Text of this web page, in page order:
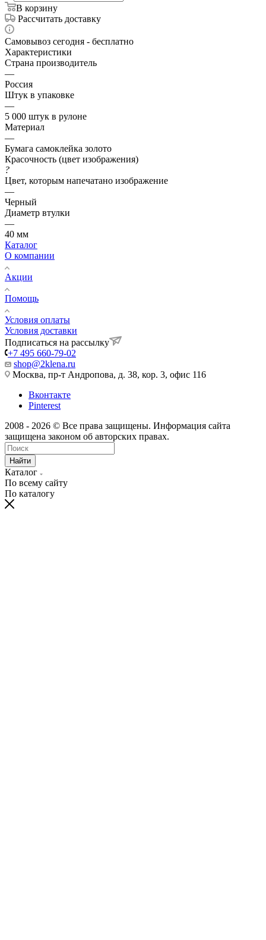
В корзину
Рассчитать доставку
Самовывоз сегодня - бесплатно
Характеристики
Страна производитель
—
Россия
Штук в упаковке
—
5 000 штук в рулоне
Материал
—
Бумага самоклейка золото
Красочность (цвет изображения)
?
Цвет, которым напечатано изображение
—
Черный
Диаметр втулки
—
40 мм
Каталог
О компании
Акции
Помощь
Условия оплаты
Условия доставки
Подписаться на рассылку
+7 495 660-79-02
shop@2klena.ru
Москва, пр-т Андропова, д. 38, кор. 3, офис 116
Вконтакте
Pinterest
2008 - 2026 © Все права защищены. Информация сайта
защищена законом об авторских правах.
Найти
Каталог
По всему сайту
По каталогу